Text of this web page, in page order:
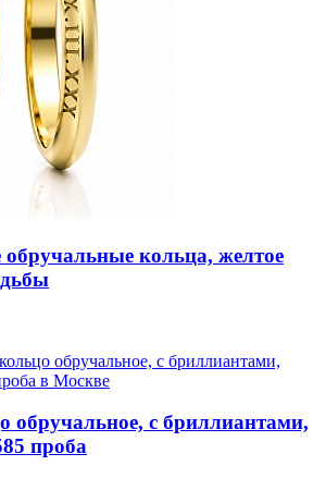
кольца, желтое
обручальное, с бриллиантами,
проба